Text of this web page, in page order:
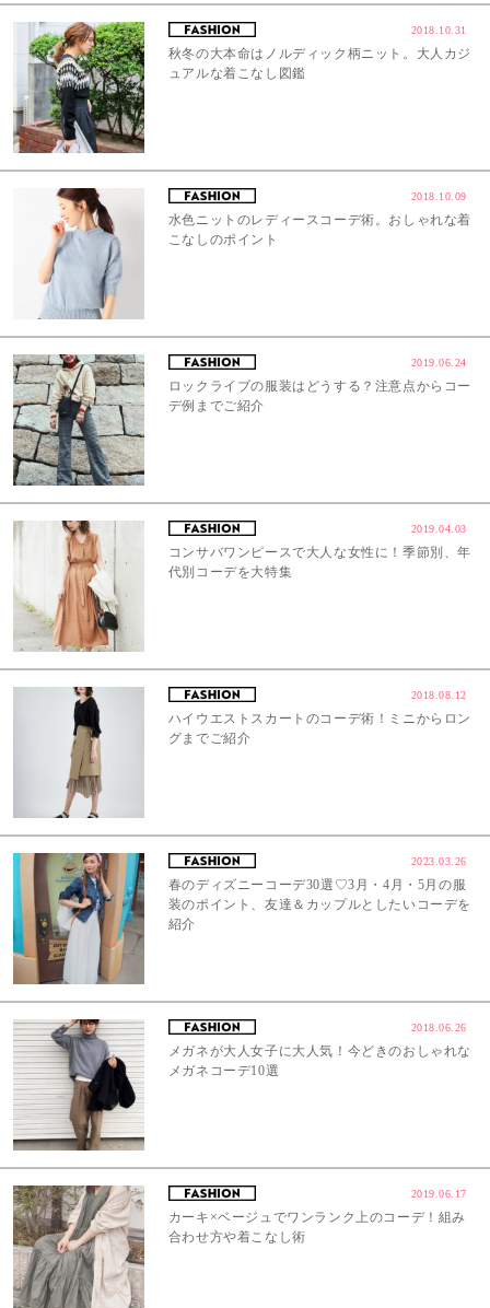
2018.10.31
秋冬の大本命はノルディック柄ニット。大人カジ
ュアルな着こなし図鑑
2018.10.09
水色ニットのレディースコーデ術。おしゃれな着
こなしのポイント
2019.06.24
ロックライブの服装はどうする？注意点からコー
デ例までご紹介
2019.04.03
コンサバワンピースで大人な女性に！季節別、年
代別コーデを大特集
2018.08.12
ハイウエストスカートのコーデ術！ミニからロン
グまでご紹介
2023.03.26
春のディズニーコーデ30選♡3月・4月・5月の服
装のポイント、友達＆カップルとしたいコーデを
紹介
2018.06.26
メガネが大人女子に大人気！今どきのおしゃれな
メガネコーデ10選
2019.06.17
カーキ×ベージュでワンランク上のコーデ！組み
合わせ方や着こなし術